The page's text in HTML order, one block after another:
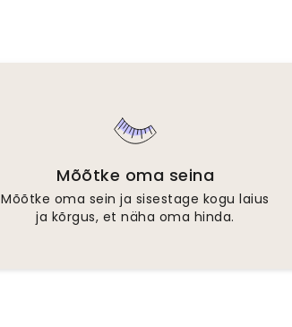
Mõõtke oma seina
Mõõtke oma sein ja sisestage kogu laius
ja kõrgus, et näha oma hinda.